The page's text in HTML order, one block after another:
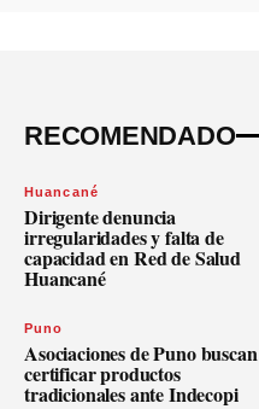
RECOMENDADO
Huancané
Dirigente denuncia
irregularidades y falta de
capacidad en Red de Salud
Huancané
Puno
Asociaciones de Puno buscan
certificar productos
tradicionales ante Indecopi